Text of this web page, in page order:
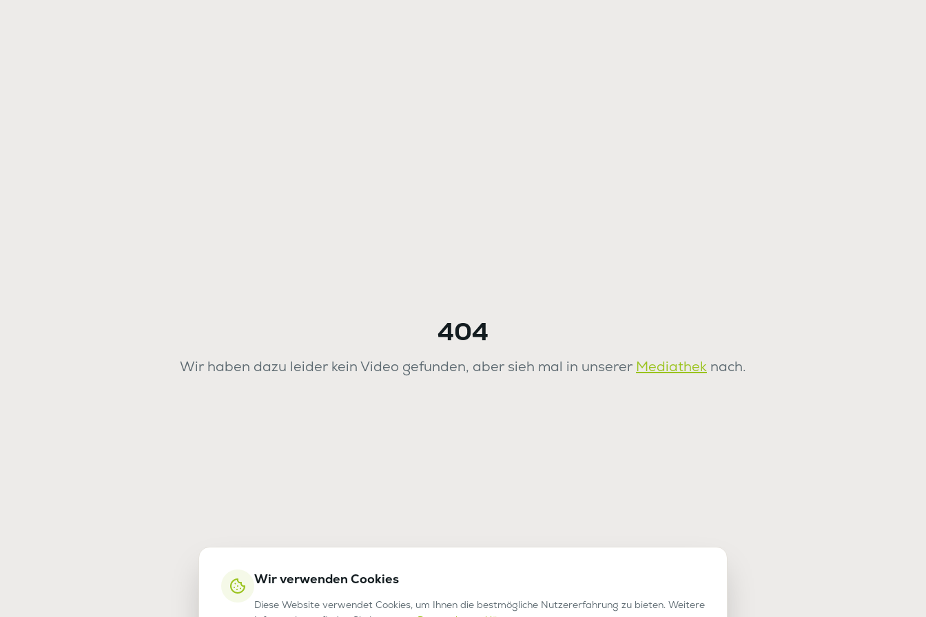
404
Wir haben dazu leider kein Video gefunden, aber sieh mal in unserer Mediathek nach.
Wir verwenden Cookies
Diese Website verwendet Cookies, um Ihnen die bestmögliche Nutzererfahrung zu bieten. Weitere